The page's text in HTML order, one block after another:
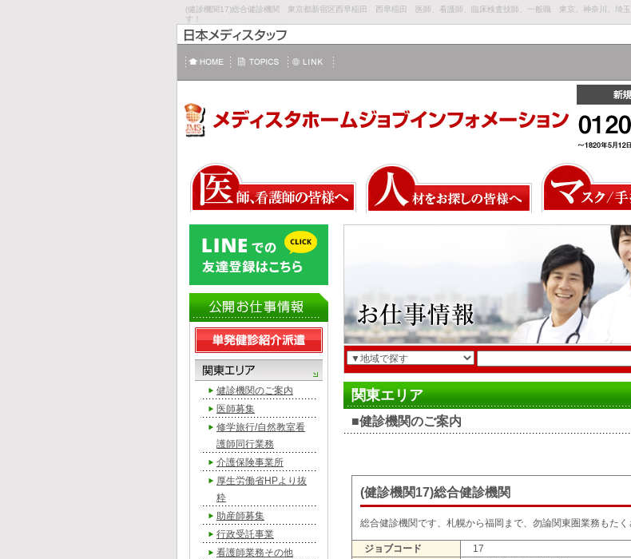
(健診機関17)総合健診機関 東京都新宿区西早稲田 西早稲田 医師、看護師、臨床検査技師、一般職 東京、神奈川、埼玉
す！
関東エリア
■健診機関のご案内
(健診機関17)総合健診機関
総合健診機関です、札幌から福岡まで、勿論関東圏業務もたく
ジョブコード
17
健診機関のご案内
医師募集
修学旅行/自然教室看
護師同行業務
介護保険事業所
厚生労働省HPより抜
粋
助産師募集
行政受託事業
看護師業務その他